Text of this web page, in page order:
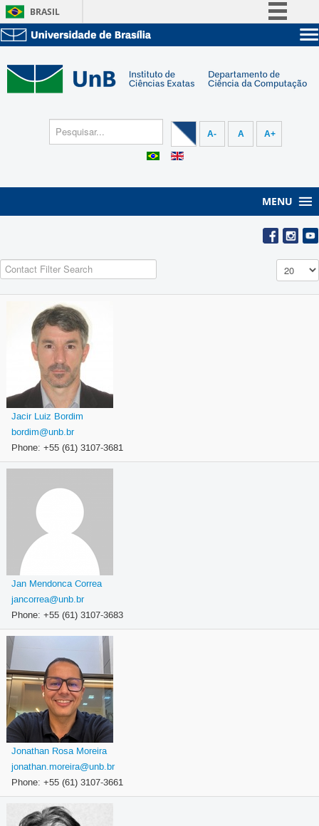
BRASIL
Participe
Legislação
Canais
Unidades acadêmicas
Estude na UnB
Administração
A- A A+
MENU
Unpublished Filter Field Display #
Jacir Luiz Bordim
bordim@unb.br
Phone: +55 (61) 3107-3681
Jan Mendonca Correa
jancorrea@unb.br
Phone: +55 (61) 3107-3683
Jonathan Rosa Moreira
jonathan.moreira@unb.br
Phone: +55 (61) 3107-3661